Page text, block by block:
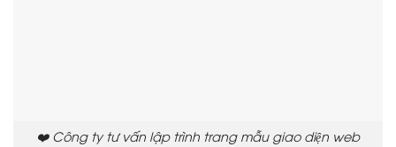
❤️ Công ty tư vấn lập trình trang mẫu giao diện web